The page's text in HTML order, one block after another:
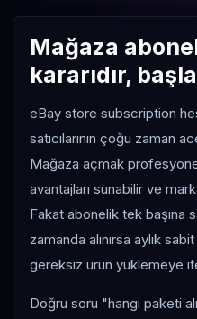
Mağaza
kararıdır,
eBay store subscription
satıcılarının çoğu zaman
Mağaza açmak
avantajları sunabilir ve
Fakat abonelik tek başına
zamanda alınırsa aylık
gereksiz ürün yüklemeye
Doğru soru "hangi paketi